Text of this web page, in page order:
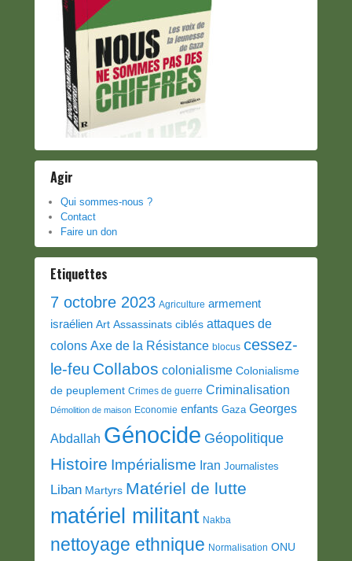
Agir
Qui sommes-nous ?
Contact
Faire un don
Etiquettes
7 octobre 2023 Agriculture armement
israélien Art Assassinats ciblés attaques de
colons Axe de la Résistance blocus cessez-
le-feu Collabos colonialisme Colonialisme
de peuplement Crimes de guerre Criminalisation
Démolition de maison Economie enfants Gaza Georges
Abdallah Génocide Géopolitique
Histoire Impérialisme Iran Journalistes
Liban Martyrs Matériel de lutte
matériel militant Nakba
nettoyage ethnique Normalisation ONU